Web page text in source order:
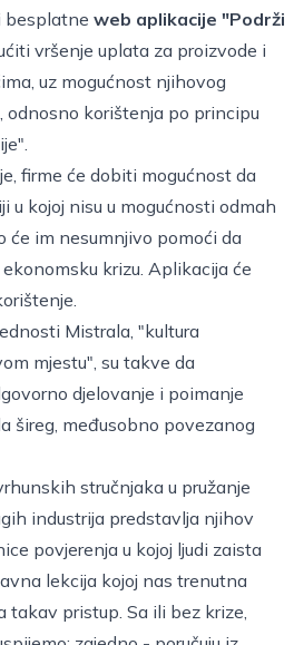
besplatne web aplikacije "Podrži
vršenje uplata za proizvode i
uz mogućnost njihovog
odnosno korištenja po principu
firme će dobiti mogućnost da
u kojoj nisu u mogućnosti odmah
će im nesumnjivo pomoći da
krizu. Aplikacija će
Mistrala, "kultura
mjestu", su takve da
djelovanje i poimanje
šireg, međusobno povezanog
stručnjaka u pružanje
industrija predstavlja njihov
povjerenja u kojoj ljudi zaista
lekcija kojoj nas trenutna
takav pristup. Sa ili bez krize,